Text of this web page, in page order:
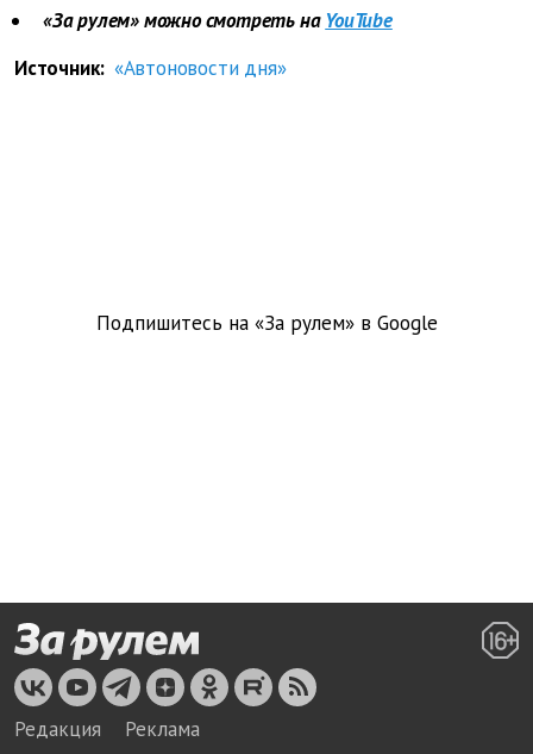
«За рулем» можно смотреть на YouTube
Источник: «Автоновости дня»
Подпишитесь на «За рулем» в Google
Редакция Реклама